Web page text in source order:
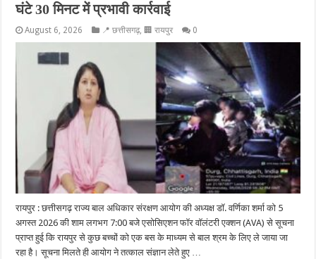
घंटे 30 मिनट में प्रभावी कार्रवाई
August 6, 2026 📍 छत्तीसगढ़, 🏢 रायपुर 0
रायपुर : छत्तीसगढ़ राज्य बाल अधिकार संरक्षण आयोग की अध्यक्ष डॉ. वर्णिका शर्मा को 5
अगस्त 2026 की शाम लगभग 7:00 बजे एसोसिएशन फॉर वॉलंटरी एक्शन (AVA) से सूचना
प्राप्त हुई कि रायपुर से कुछ बच्चों को एक बस के माध्यम से बाल श्रम के लिए ले जाया जा
रहा है। सूचना मिलते ही आयोग ने तत्काल संज्ञान लेते हुए …